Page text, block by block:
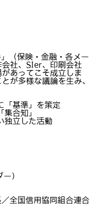
（保険・金融・各メー
社、SIer、印刷会社
あってこそ成立しま
が多様な議論を生み、
「基準」を策定
合知」
独立した活動
）
全国信用協同組合連合